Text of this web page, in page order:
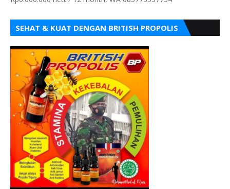
SEHAT & KUAT DENGAN BRITISH PROPOLIS